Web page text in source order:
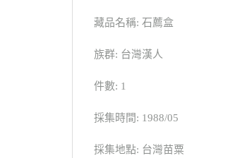
藏品名稱: 石薦盒
族群: 台灣漢人
件數: 1
採集時間: 1988/05
採集地點: 台灣苗粟